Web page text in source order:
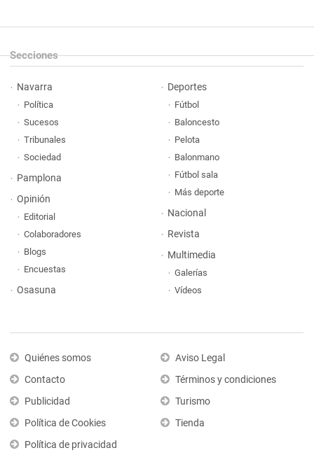
Secciones
Navarra
Política
Sucesos
Tribunales
Sociedad
Pamplona
Opinión
Editorial
Colaboradores
Blogs
Encuestas
Osasuna
Deportes
Fútbol
Baloncesto
Pelota
Balonmano
Fútbol sala
Más deporte
Nacional
Revista
Multimedia
Galerías
Vídeos
Quiénes somos
Contacto
Publicidad
Política de Cookies
Política de privacidad
Aviso Legal
Términos y condiciones
Turismo
Tienda